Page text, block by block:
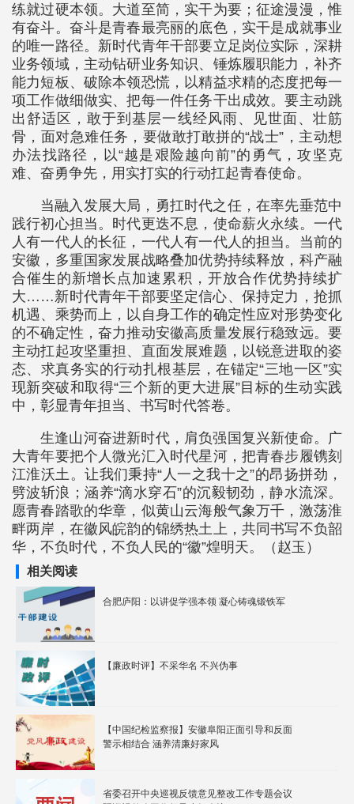
练就过硬本领。大道至简，实干为要；征途漫漫，惟
有奋斗。奋斗是青春最亮丽的底色，实干是成就事业
的唯一路径。新时代青年干部要立足岗位实际，深耕
业务领域，主动钻研业务知识、锤炼履职能力，补齐
能力短板、破除本领恐慌，以精益求精的态度把每一
项工作做细做实、把每一件任务干出成效。要主动跳
出舒适区，敢于到基层一线经风雨、见世面、壮筋
骨，面对急难任务，要做敢打敢拼的“战士”，主动想
办法找路径，以“越是艰险越向前”的勇气，攻坚克
难、奋勇争先，用实打实的行动扛起青春使命。
当融入发展大局，勇扛时代之任，在率先垂范中
践行初心担当。时代更迭不息，使命薪火永续。一代
人有一代人的长征，一代人有一代人的担当。当前的
安徽，多重国家发展战略叠加优势持续释放，科产融
合催生的新增长点加速累积，开放合作优势持续扩
大……新时代青年干部要坚定信心、保持定力，抢抓
机遇、乘势而上，以自身工作的确定性应对形势变化
的不确定性，奋力推动安徽高质量发展行稳致远。要
主动扛起攻坚重担、直面发展难题，以锐意进取的姿
态、求真务实的行动扎根基层，在锚定“三地一区”实
现新突破和取得“三个新的更大进展”目标的生动实践
中，彰显青年担当、书写时代答卷。
生逢山河奋进新时代，肩负强国复兴新使命。广
大青年要把个人微光汇入时代星河，把青春步履镌刻
江淮沃土。让我们秉持“人一之我十之”的昂扬拼劲，
劈波斩浪；涵养“滴水穿石”的沉毅韧劲，静水流深。
愿青春踏歌的华章，似黄山云海般气象万千，激荡淮
畔两岸，在徽风皖韵的锦绣热土上，共同书写不负韶
华，不负时代，不负人民的“徽”煌明天。（赵玉）
相关阅读
合肥庐阳：以讲促学强本领 凝心铸魂锻铁军
【廉政时评】不采华名 不兴伪事
【中国纪检监察报】安徽阜阳正面引导和反面
警示相结合 涵养清廉好家风
省委召开中央巡视反馈意见整改工作专题会议